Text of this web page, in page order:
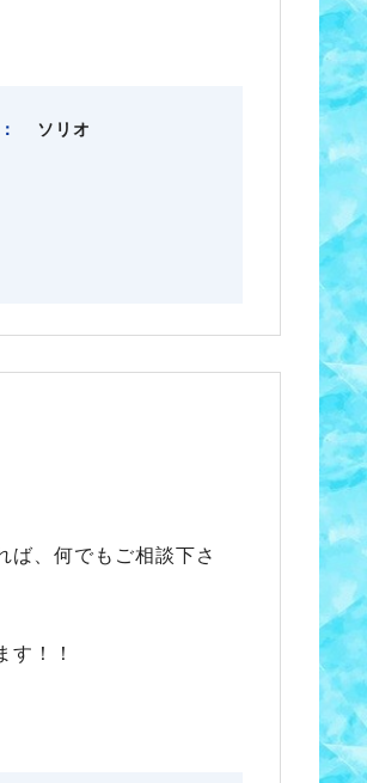
ソリオ
ば、何でもご相談下さ
す！！